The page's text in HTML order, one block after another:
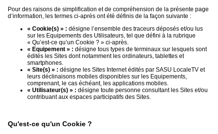
pro
Accès
Pour des raisons de simplification et de compréhension de la présente page
d’information, les termes ci-après ont été définis de la façon suivante :
« Cookie(s) » : désigne l’ensemble des traceurs déposés et/ou lus
sur les Equipements des Utilisateurs, tel que défini à la rubrique
« Qu’est-ce qu’un Cookie ? » ci-après.
« Equipement » : désigne tous types de terminaux sur lesquels sont
édités les Sites dont notamment les ordinateurs, tablettes et
smartphones.
« Site(s) » : désigne les Sites Internet édités par SASU LocaleTV et
leurs déclinaisons mobiles disponibles sur les Equipements,
comprenant, le cas échéant, les applications mobiles.
« Utilisateur(s) » : désigne toute personne consultant les Sites et/ou
contribuant aux espaces participatifs des Sites.
Qu'est-ce qu'un Cookie ?